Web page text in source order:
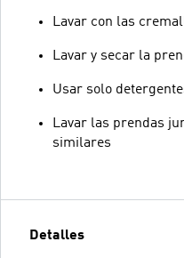
Lavar con las
Lavar y secar la
Usar solo
Lavar las prendas
similares
Detalles